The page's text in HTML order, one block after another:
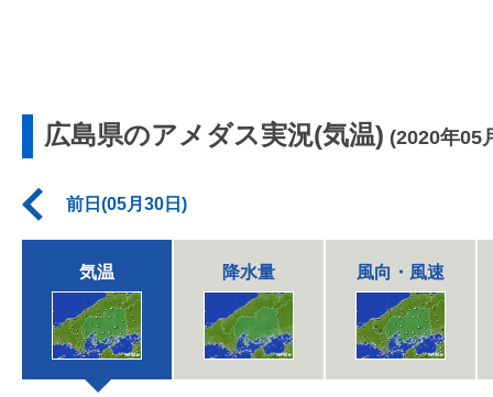
広島県のアメダス実況(気温) (2020年05
前日(05月30日)
気温 降水量 風向・風速